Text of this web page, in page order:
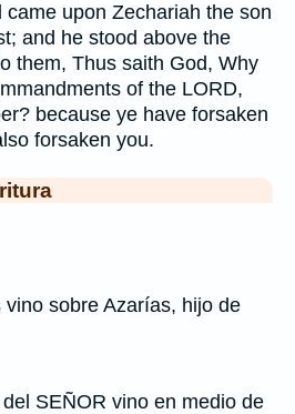
upon Zechariah the son
and he stood above the
them, Thus saith God, Why
of the LORD,
because ye have forsaken
forsaken you.
sobre Azarías, hijo de
SEÑOR vino en medio de